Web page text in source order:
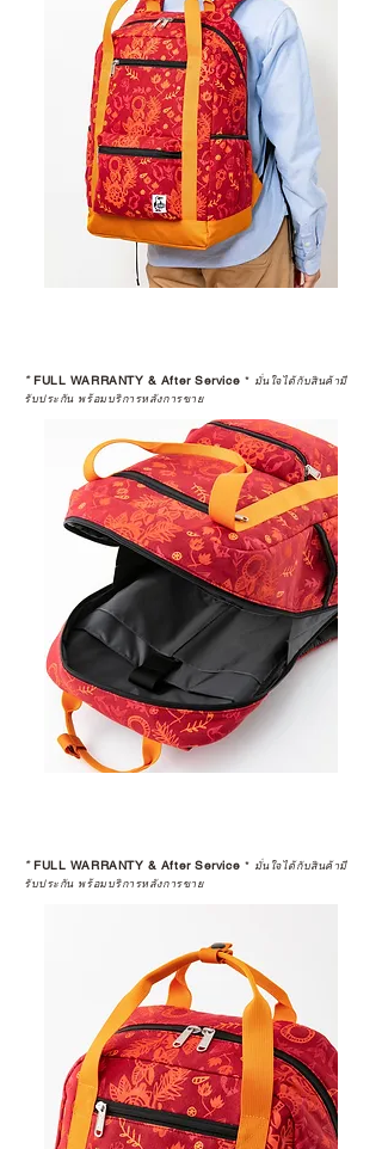
*FULL WARRANTY & After Service * มั่นใจได้กับสินค้ามี
รับประกัน พร้อมบริการหลังการขาย
*FULL WARRANTY & After Service * มั่นใจได้กับสินค้ามี
รับประกัน พร้อมบริการหลังการขาย